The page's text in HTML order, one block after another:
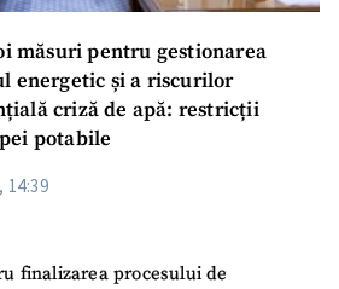
măsuri pentru gestionarea
energetic și a riscurilor
criză de apă: restricții
potabile
14:39
finalizarea procesului de